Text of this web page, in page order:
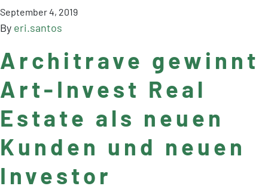
September 4, 2019
By eri.santos
Architrave gewinnt
Art-Invest Real
Estate als neuen
Kunden und neuen
Investor